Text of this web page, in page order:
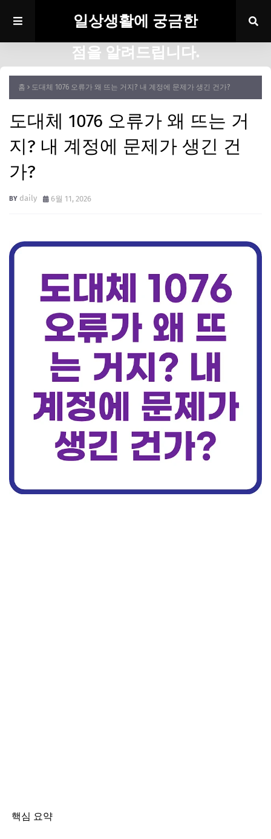
일상생활에 궁금한
점을 알려드립니다.
홈 도대체 1076 오류가 왜 뜨는 거지? 내 계정에 문제가 생긴 건가?
도대체 1076 오류가 왜 뜨는 거
지? 내 계정에 문제가 생긴 건
가?
daily 6월 11, 2026
핵심 요약